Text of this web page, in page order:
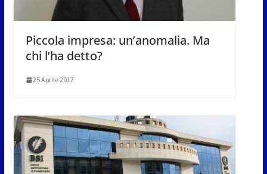
Piccola impresa: un’anomalia. Ma
chi l’ha detto?
25 Aprile 2017